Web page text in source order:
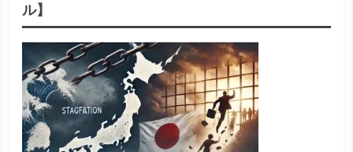
ル】